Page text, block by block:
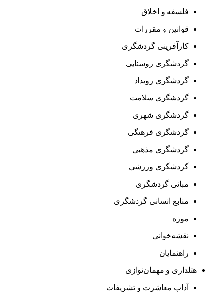
فلسفه و اخلاق
قوانین و مقررات
کارآفرینی گردشگری
گردشگری روستایی
گردشگری رویداد
گردشگری سلامت
گردشگری شهری
گردشگری فرهنگی
گردشگری مذهبی
گردشگری ورزشی
مبانی گردشگری
منابع انسانی گردشگری
موزه
نقشه‌خوانی
راهنمایان
هتلداری و مهمان‌نوازی
آداب معاشرت و تشریفات